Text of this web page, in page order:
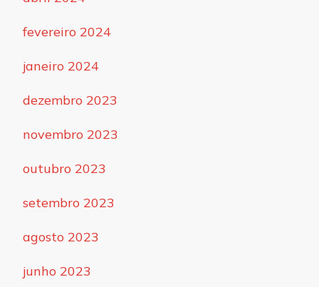
fevereiro 2024
janeiro 2024
dezembro 2023
novembro 2023
outubro 2023
setembro 2023
agosto 2023
junho 2023